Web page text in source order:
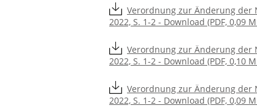
Verordnung zur Änderung der
2022, S. 1-2 - Download (PDF, 0,09
Verordnung zur Änderung der
2022, S. 1-2 - Download (PDF, 0,10
Verordnung zur Änderung der
2022, S. 1-2 - Download (PDF, 0,09